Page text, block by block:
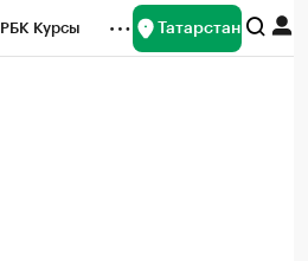
РБК Курсы Татарстан